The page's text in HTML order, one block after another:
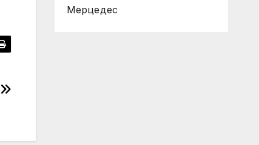
Мерцедес